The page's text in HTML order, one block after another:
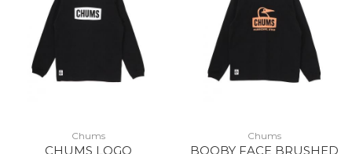
Chums
CHUMS LOGO
Chums
BOOBY FACE BRUSHED